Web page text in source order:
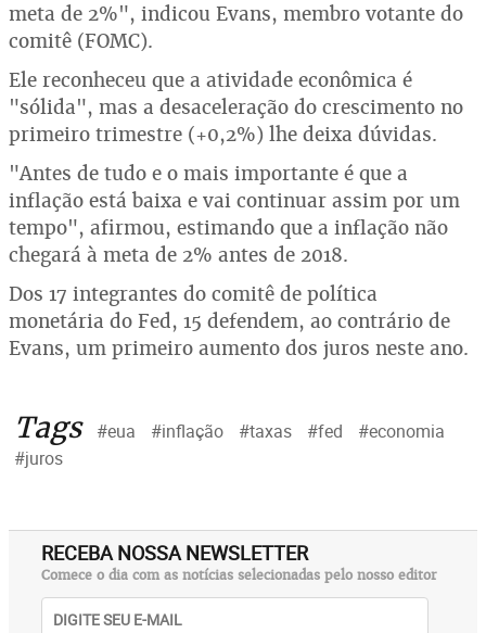
meta de 2%", indicou Evans, membro votante do
comitê (FOMC).
Ele reconheceu que a atividade econômica é
"sólida", mas a desaceleração do crescimento no
primeiro trimestre (+0,2%) lhe deixa dúvidas.
"Antes de tudo e o mais importante é que a
inflação está baixa e vai continuar assim por um
tempo", afirmou, estimando que a inflação não
chegará à meta de 2% antes de 2018.
Dos 17 integrantes do comitê de política
monetária do Fed, 15 defendem, ao contrário de
Evans, um primeiro aumento dos juros neste ano.
Tags #eua #inflação #taxas #fed
#economia
#juros
RECEBA NOSSA NEWSLETTER
Comece o dia com as notícias selecionadas pelo nosso editor